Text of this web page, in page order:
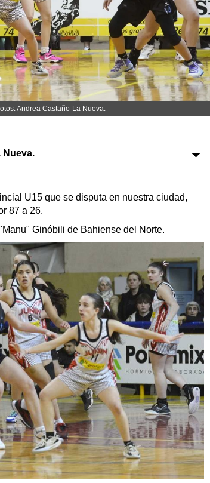
Sociedad
Tecnología
Turismo
Salud
Es viral
Farmacias
Transportes
Loterías
Datos Útiles
Fúnebres
Edictos
Teléfonos de urgencia
Andrea Castaño-La Nueva.
Nueva.
U15 que se disputa en nuestra ciudad,
87 a 26.
Ginóbili de Bahiense del Norte.